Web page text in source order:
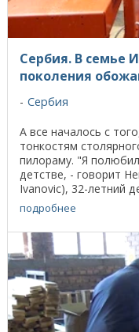
Сербия. В семье
поколения
Сербия
А все началось с
тонкостям
пилораму. "Я
детстве, - говорит
Ivanovic), 32-летний
Batocina. ...
подробнее